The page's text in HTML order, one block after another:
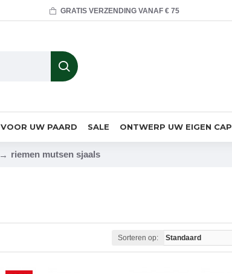
GRATIS VERZENDING VANAF € 75
VOOR UW PAARD SALE ONTWERP UW EIGEN CAP
riemen mutsen sjaals
Sorteren op: